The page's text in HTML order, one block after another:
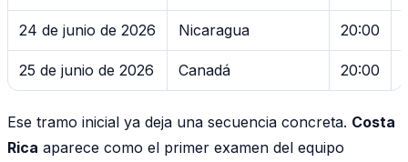
24 de junio de 2026 Nicaragua 20:00
25 de junio de 2026 Canadá 20:00
Ese tramo inicial ya deja una secuencia concreta. Costa
Rica aparece como el primer examen del equipo